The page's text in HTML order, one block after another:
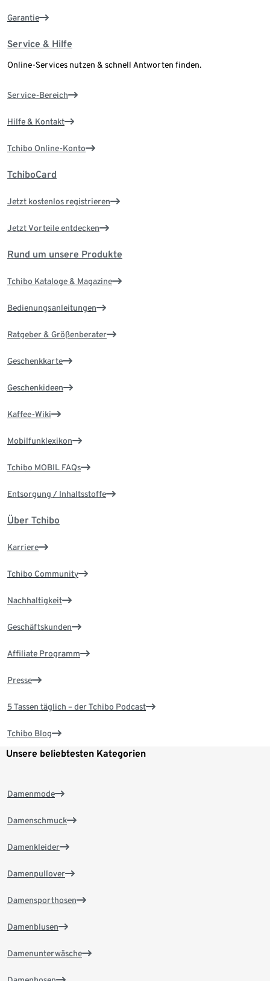
Garantie
Service & Hilfe
Online-Services nutzen & schnell Antworten finden.
Service-Bereich
Hilfe & Kontakt
Tchibo Online-Konto
TchiboCard
Jetzt kostenlos registrieren
Jetzt Vorteile entdecken
Rund um unsere Produkte
Tchibo Kataloge & Magazine
Bedienungsanleitungen
Ratgeber & Größenberater
Geschenkkarte
Geschenkideen
Kaffee-Wiki
Mobilfunklexikon
Tchibo MOBIL FAQs
Entsorgung / Inhaltsstoffe
Über Tchibo
Karriere
Tchibo Community
Nachhaltigkeit
Geschäftskunden
Affiliate Programm
Presse
5 Tassen täglich – der Tchibo Podcast
Tchibo Blog
Unsere beliebtesten Kategorien
Damenmode
Damenschmuck
Damenkleider
Damenpullover
Damensporthosen
Damenblusen
Damenunterwäsche